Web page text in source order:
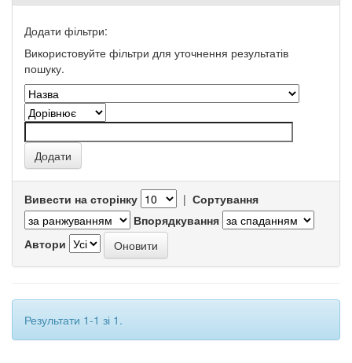
Додати фільтри:
Використовуйте фільтри для уточнення результатів
пошуку.
Вивести на сторінку | Сортування
Впорядкування
Автори
Результати 1-1 зі 1.